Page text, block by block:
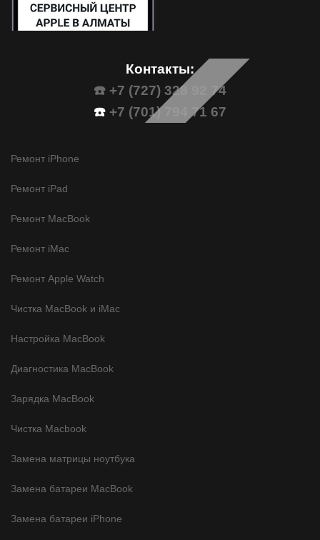
Контакты:
☎️ +7 (727) 328 92 74
☎️ +7 (701) 794 71 67
Ремонт iPhone
Ремонт iPad
Ремонт MacBook
Ремонт iMac
Ремонт Apple Watch
Чистка MacBook и iMac
Настройка MacBook
Диагностика MacBook
Зарядка MacBook
Чистка Macbook
Замена матрицы ноутбука
Замена батареи MacBook
Замена батареи iPhone